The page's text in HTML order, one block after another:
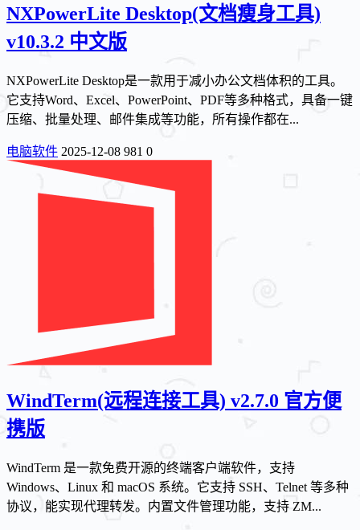
NXPowerLite Desktop(文档瘦身工具)
v10.3.2 中文版
NXPowerLite Desktop是一款用于减小办公文档体积的工具。
它支持Word、Excel、PowerPoint、PDF等多种格式，具备一键
压缩、批量处理、邮件集成等功能，所有操作都在...
电脑软件 2025-12-08 981 0
WindTerm(远程连接工具) v2.7.0 官方便
携版
WindTerm 是一款免费开源的终端客户端软件，支持
Windows、Linux 和 macOS 系统。它支持 SSH、Telnet 等多种
协议，能实现代理转发。内置文件管理功能，支持 ZM...